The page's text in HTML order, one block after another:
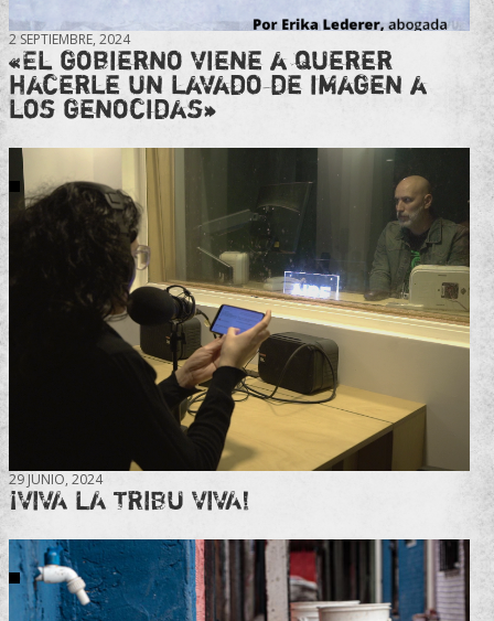
2 SEPTIEMBRE, 2024
«El gobierno viene a querer
hacerle un lavado de imagen a
los genocidas»
29 JUNIO, 2024
¡VIVA LA TRIBU VIVA!